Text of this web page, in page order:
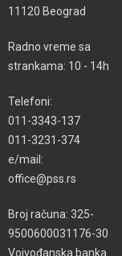
11120 Beograd
Radno vreme sa
strankama: 10 - 14h
Telefoni:
011-3343-137
011-3231-374
e/mail:
office@pss.rs
Broj računa: 325-
9500600031176-30
Vojvođanska banka